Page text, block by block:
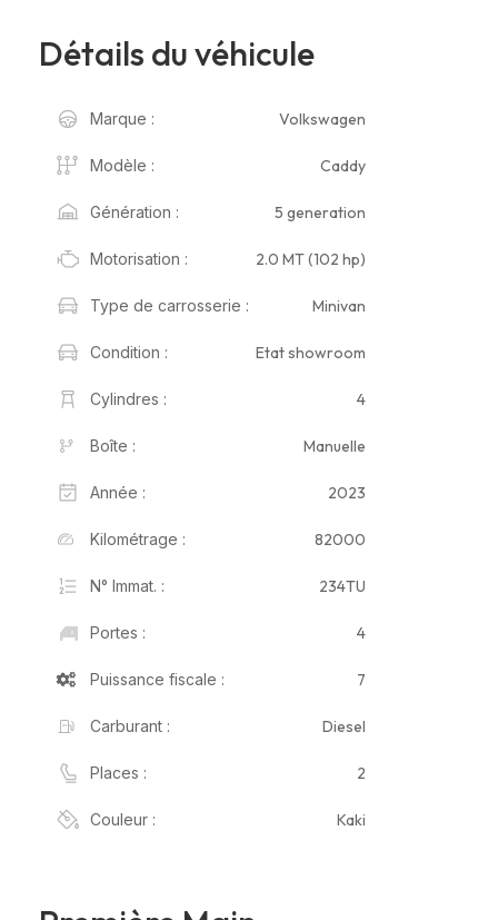
Détails du véhicule
Marque : Volkswagen
Modèle : Caddy
Génération : 5 generation
Motorisation : 2.0 MT (102 hp)
Type de carrosserie : Minivan
Condition : Etat showroom
Cylindres : 4
Boîte : Manuelle
Année : 2023
Kilométrage : 82000
N° Immat. : 234TU
Portes : 4
Puissance fiscale : 7
Carburant : Diesel
Places : 2
Couleur : Kaki